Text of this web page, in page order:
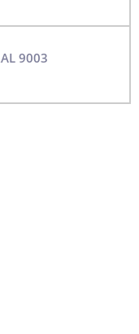
RAL 9003